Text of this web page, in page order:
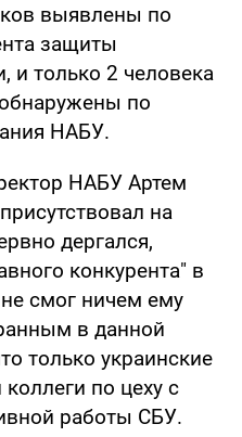
выявлены по
защиты
и только 2 человека
по
НАБУ.
НАБУ Артем
на
дергался,
конкурента" в
смог ничем ему
в данной
только украинские
по цеху с
работы СБУ.